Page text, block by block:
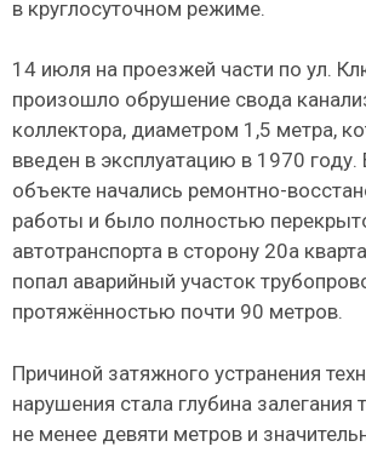
в круглосуточном режиме.
14 июля на проезжей части по ул.
произошло обрушение свода
коллектора, диаметром 1,5 метра,
введен в эксплуатацию в 1970 году.
объекте начались ремонтно-
работы и было полностью
автотранспорта в сторону 20а
попал аварийный участок
протяжённостью почти 90 метров.
Причиной затяжного устранения
нарушения стала глубина залегания
не менее девяти метров и